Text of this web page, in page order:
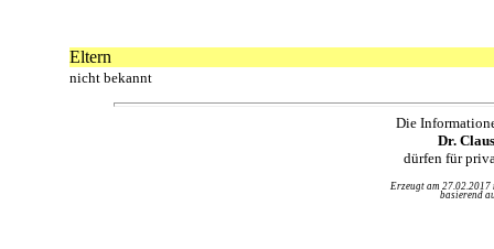
Eltern
nicht bekannt
Die
Dr.
dürfen für
Erzeugt am
basierend